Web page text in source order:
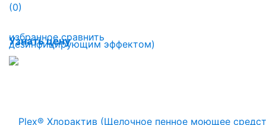
избранное сравнить
(0)
Узнать цену